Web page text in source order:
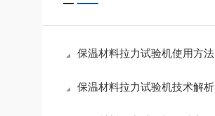
保温材料拉力试验机使用方法
保温材料拉力试验机技术解析